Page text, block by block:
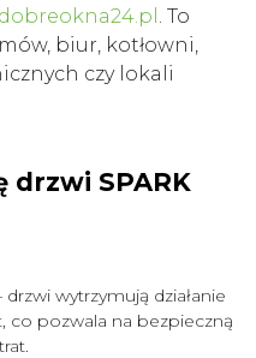
dobreokna24.pl
. To
biur, kotłowni,
czy lokali
drzwi SPARK
drzwi wytrzymują działanie
pozwala na bezpieczną